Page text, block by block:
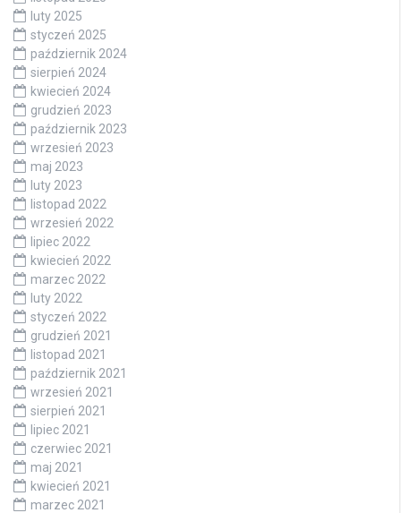
luty 2025
styczeń 2025
październik 2024
sierpień 2024
kwiecień 2024
grudzień 2023
październik 2023
wrzesień 2023
maj 2023
luty 2023
listopad 2022
wrzesień 2022
lipiec 2022
kwiecień 2022
marzec 2022
luty 2022
styczeń 2022
grudzień 2021
listopad 2021
październik 2021
wrzesień 2021
sierpień 2021
lipiec 2021
czerwiec 2021
maj 2021
kwiecień 2021
marzec 2021